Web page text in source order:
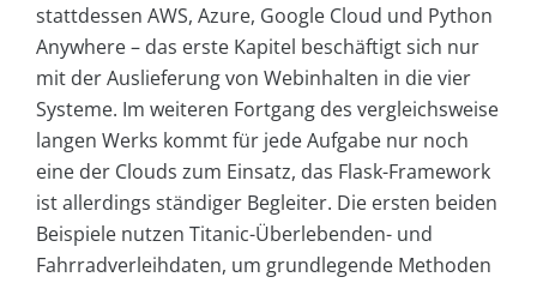
stattdessen AWS, Azure, Google Cloud und Python
Anywhere – das erste Kapitel beschäftigt sich nur
mit der Auslieferung von Webinhalten in die vier
Systeme. Im weiteren Fortgang des vergleichsweise
langen Werks kommt für jede Aufgabe nur noch
eine der Clouds zum Einsatz, das Flask-Framework
ist allerdings ständiger Begleiter. Die ersten beiden
Beispiele nutzen Titanic-Überlebenden- und
Fahrradverleihdaten, um grundlegende Methoden